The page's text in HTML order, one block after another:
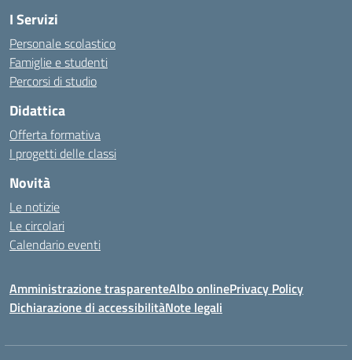
I Servizi
Personale scolastico
Famiglie e studenti
Percorsi di studio
Didattica
Offerta formativa
I progetti delle classi
Novità
Le notizie
Le circolari
Calendario eventi
Amministrazione trasparenteAlbo onlinePrivacy Policy
Dichiarazione di accessibilitàNote legali